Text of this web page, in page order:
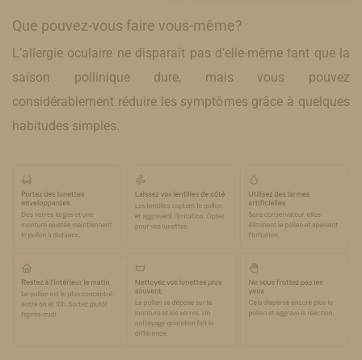
Que pouvez-vous faire vous-même?
L’allergie oculaire ne disparaît pas d’elle-même tant que la
saison pollinique dure, mais vous pouvez
considérablement réduire les symptômes grâce à quelques
habitudes simples.